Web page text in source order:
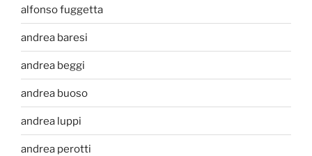
alfonso fuggetta
andrea baresi
andrea beggi
andrea buoso
andrea luppi
andrea perotti